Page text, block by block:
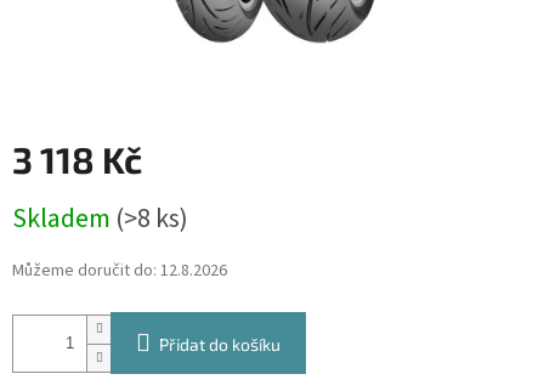
3 118 Kč
cena:
Skladem (>8 ks)
Můžeme doručit do: 12.8.2026
Přidat do košíku